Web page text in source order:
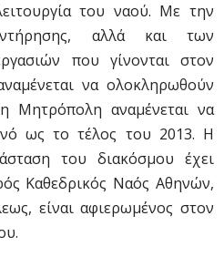
του ναού. Με την
αλλά και των
που γίνονται στον
να ολοκληρωθούν
Μητρόπολη αναμένεται να
ως το τέλος του 2013. Η
του διακόσμου έχει
Καθεδρικός Ναός Αθηνών,
είναι αφιερωμένος στον